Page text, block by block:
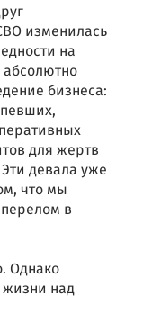
изменилась
на
бизнеса:
для жертв
девала уже
что мы
в
Однако
над